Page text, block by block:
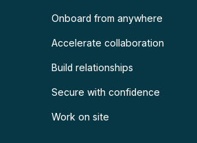
Onboard from anywhere
Accelerate collaboration
Build relationships
Secure with confidence
Work on site